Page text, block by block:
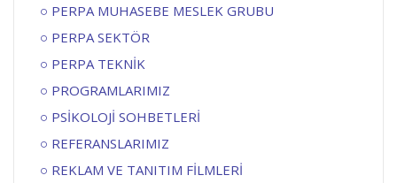
PERPA MUHASEBE MESLEK GRUBU
PERPA SEKTÖR
PERPA TEKNİK
PROGRAMLARIMIZ
PSİKOLOJİ SOHBETLERİ
REFERANSLARIMIZ
REKLAM VE TANITIM FİLMLERİ